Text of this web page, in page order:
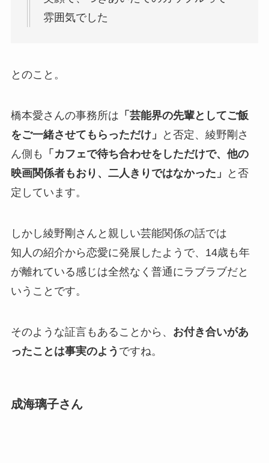
雰囲気でした
とのこと。
橋本愛さんの事務所は 「芸能界の先輩としてご飯
をご一緒させてもらっただけ」
と否定、綾野剛さ
ん側も
「カフェで待ち合わせをしただけで、他の
映画関係者もおり、二人きりではなかった」
と否
定しています。
しかし綾野剛さんと親しい芸能関係の話では
知人の紹介から恋愛に発展したようで、14歳も年
が離れている感じは全然なく普通にラブラブだと
いうことです。
そのような証言もあることから、 お付き合いがあ
ったことは事実のよう ですね。
成海璃子さん